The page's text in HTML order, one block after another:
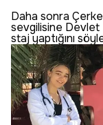
Daha sonra
sevgilisine Devlet
staj yaptığını